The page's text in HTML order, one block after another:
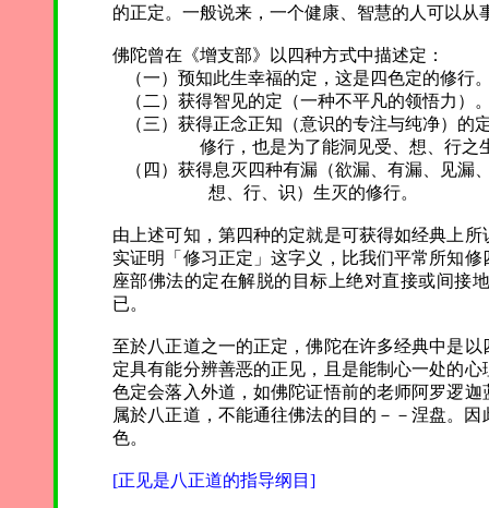
的正定。一般说来，一个健康、智慧的人可以从
佛陀曾在《增支部》以四种方式中描述定：
（一）预知此生幸福的定，这是四色定的修行
（二）获得智见的定（一种不平凡的领悟力）
（三）获得正念正知（意识的专注与纯净）的
修行，也是为了能洞见受、想、行之生
（四）获得息灭四种有漏（欲漏、有漏、见漏
想、行、识）生灭的修行。
由上述可知，第四种的定就是可获得如经典上
实证明「修习正定」这字义，比我们平常所知
座部佛法的定在解脱的目标上绝对直接或间接
已。
至於八正道之一的正定，佛陀在许多经典中是
定具有能分辨善恶的正见，且是能制心一处的
色定会落入外道，如佛陀证悟前的老师阿罗逻
属於八正道，不能通往佛法的目的－－涅盘。
色。
[正见是八正道的指导纲目]